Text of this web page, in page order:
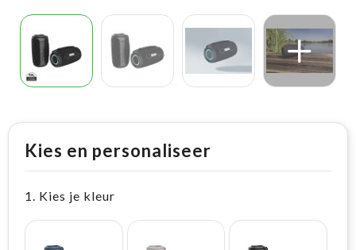
Kies en personaliseer
1. Kies je kleur